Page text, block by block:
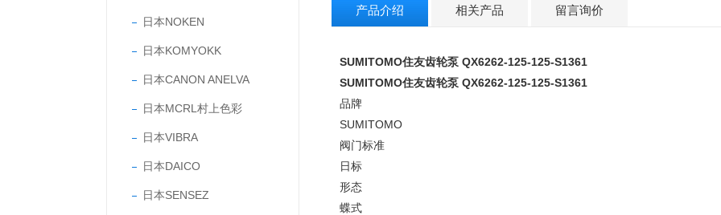
日本NOKEN
日本KOMYOKK
日本CANON ANELVA
日本MCRL村上色彩
日本VIBRA
日本DAICO
日本SENSEZ
产品介绍 相关产品 留言询价
SUMITOMO住友齿轮泵 QX6262-125-125-S1361
SUMITOMO住友齿轮泵 QX6262-125-125-S1361
品牌
SUMITOMO
阀门标准
日标
形态
蝶式